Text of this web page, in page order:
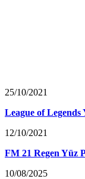
25/10/2021
League of Legends
12/10/2021
FM 21 Regen Yüz
10/08/2025